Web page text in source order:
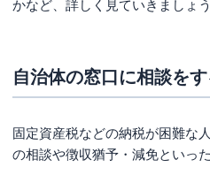
かなど、詳しく見ていきましょう
自治体の窓口に相談を
固定資産税などの納税が困難な
の相談や徴収猶予・減免といっ